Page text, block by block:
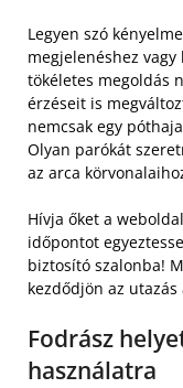
Legyen szó
megjelenéshez
tökéletes megoldás
érzéseit is
nemcsak egy
Olyan parókát
az arca
Hívja őket a
időpontot
biztosító szalonba!
kezdődjön az
Fodrász
használatra